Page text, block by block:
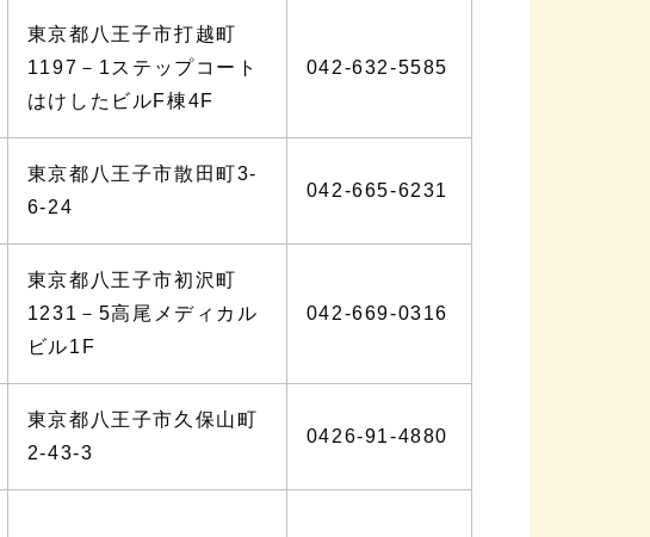
東京都八王子市打越町
1197－1ステップコート
はけしたビルF棟4F
042-632-5585
東京都八王子市散田町3-
6-24
042-665-6231
東京都八王子市初沢町
1231－5高尾メディカル
ビル1F
042-669-0316
東京都八王子市久保山町
2-43-3
0426-91-4880